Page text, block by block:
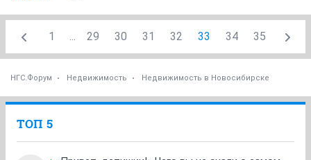
1 ... 29 30 31 32 33 34 35
НГС.Форум Недвижимость Недвижимость в Новосибирске
ТОП 5